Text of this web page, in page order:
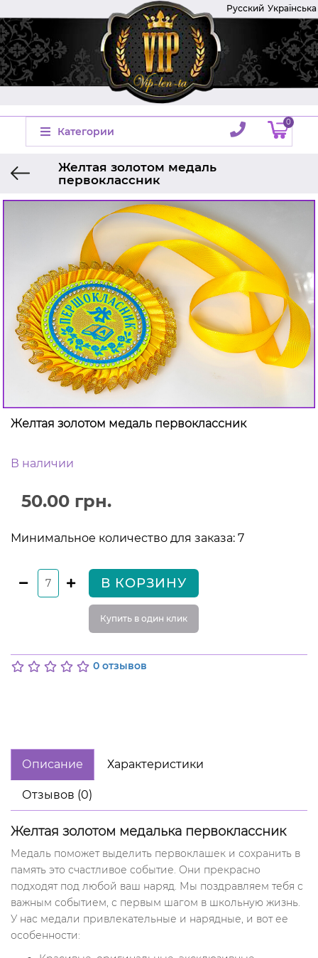
Русский Українська
Категории
0
Желтая золотом медаль
первоклассник
Производитель
Украина
Медали на выпускной
Медали для первоклассников
Желтая золотом медаль первоклассник
В наличии
50.00 грн.
Минимальное количество для заказа: 7
В КОРЗИНУ
Купить в один клик
0 отзывов
Описание Характеристики
Отзывов (0)
Желтая золотом медалька первоклассник
Медаль поможет выделить первоклашек и сохранить в
память это счастливое событие. Они прекрасно
подходят под любой ваш наряд. Мы поздравляем тебя с
важным событием, с первым шагом в школьную жизнь.
У нас медали привлекательные и нарядные, и вот ее
особенности: